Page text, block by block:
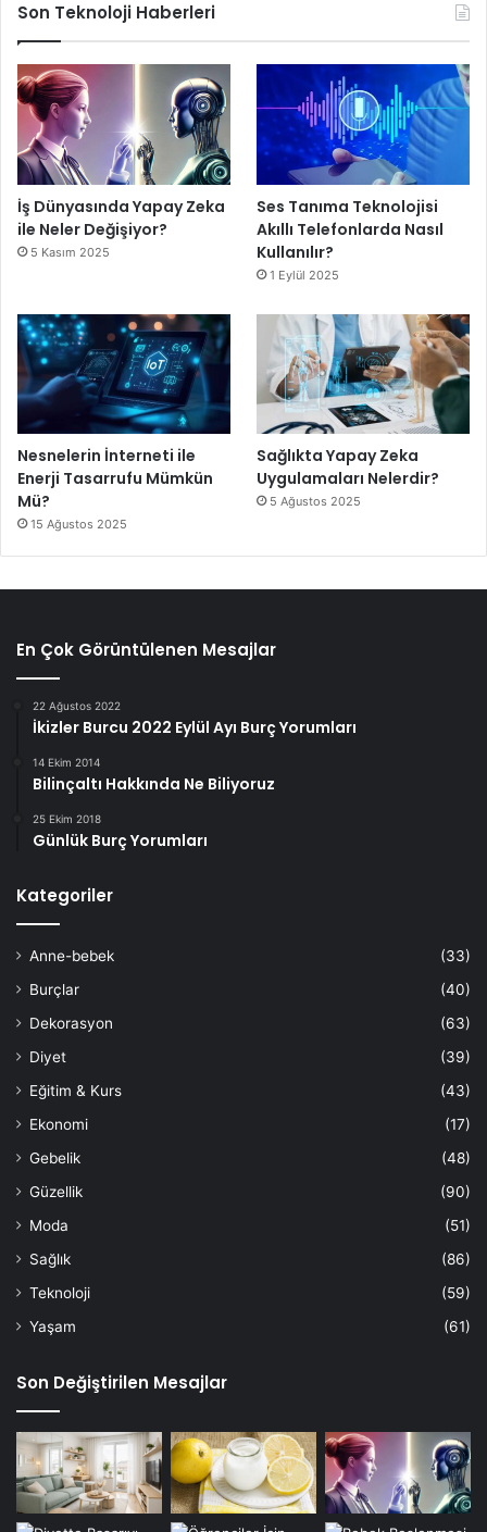
Son Teknoloji Haberleri
İş Dünyasında Yapay Zeka
ile Neler Değişiyor?
5 Kasım 2025
Ses Tanıma Teknolojisi
Akıllı Telefonlarda Nasıl
Kullanılır?
1 Eylül 2025
Nesnelerin İnterneti ile
Enerji Tasarrufu Mümkün
Mü?
15 Ağustos 2025
Sağlıkta Yapay Zeka
Uygulamaları Nelerdir?
5 Ağustos 2025
En Çok Görüntülenen Mesajlar
22 Ağustos 2022
İkizler Burcu 2022 Eylül Ayı Burç Yorumları
14 Ekim 2014
Bilinçaltı Hakkında Ne Biliyoruz
25 Ekim 2018
Günlük Burç Yorumları
Kategoriler
Anne-bebek
(33)
Burçlar
(40)
Dekorasyon
(63)
Diyet
(39)
Eğitim & Kurs
(43)
Ekonomi
(17)
Gebelik
(48)
Güzellik
(90)
Moda
(51)
Sağlık
(86)
Teknoloji
(59)
Yaşam
(61)
Son Değiştirilen Mesajlar